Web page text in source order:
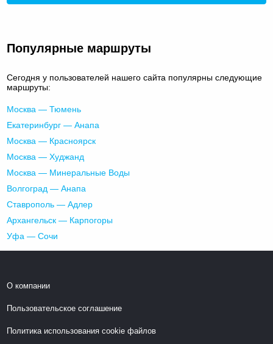
Популярные маршруты
Сегодня у пользователей нашего сайта популярны следующие
маршруты:
Москва — Тюмень
Екатеринбург — Анапа
Москва — Красноярск
Москва — Худжанд
Москва — Минеральные Воды
Волгоград — Анапа
Ставрополь — Адлер
Архангельск — Карпогоры
Уфа — Сочи
О компании
Пользовательское соглашение
Политика использования cookie файлов